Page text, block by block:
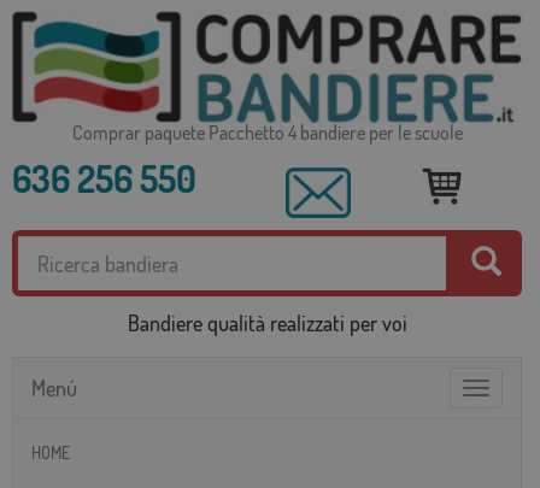
Comprar paquete Pacchetto 4 bandiere per le scuole
636 256 550
Bandiere qualità realizzati per voi
Toggle
Menú
HOME